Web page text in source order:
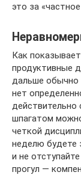
это за
Как
продуктивные
дальше обычно
нет
шпагатом
четкой
неделю будете
и не
прогул —